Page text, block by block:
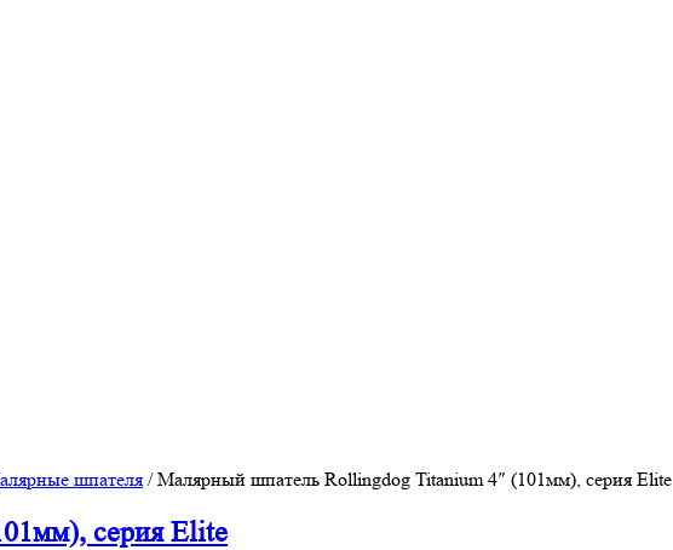
шпателя /Малярный шпатель Rollingdog Titanium 4″ (101мм), серия Elite
серия Elite